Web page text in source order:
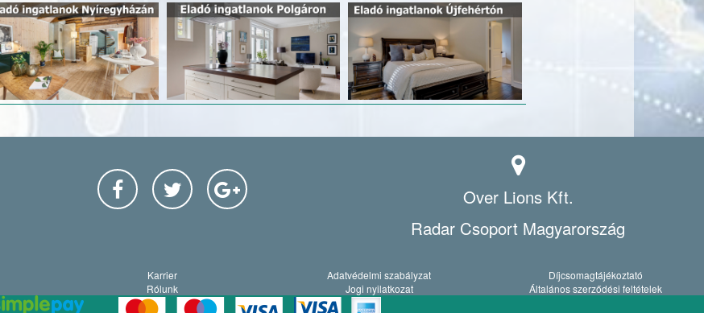
Over Lions Kft.
Radar Csoport Magyarország
Karrier Adatvédelmi szabályzat
Díjcsomagtájékoztató
Rólunk Jogi nyilatkozat Általános szerződési feltételek